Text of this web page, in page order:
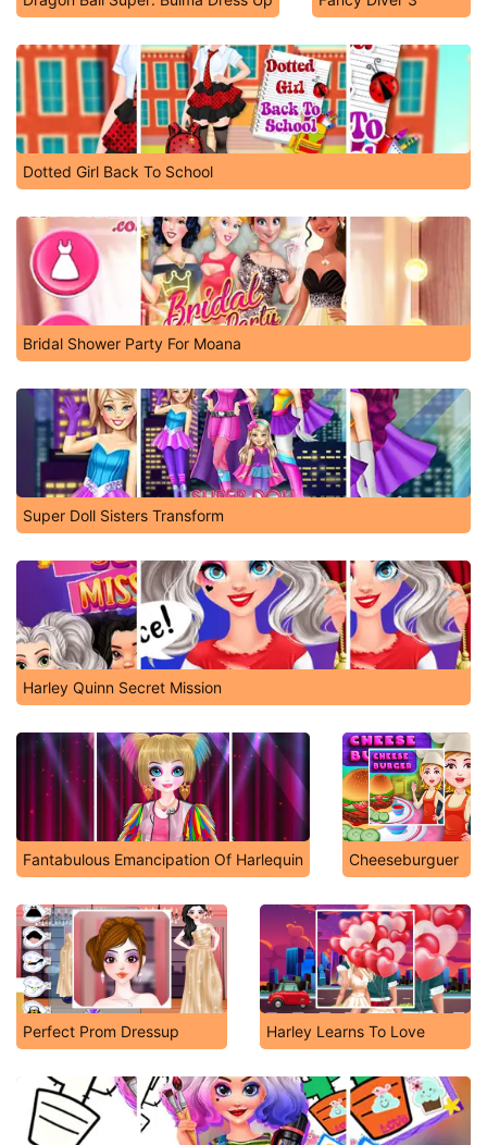
Dotted Girl Back To School
Bridal Shower Party For Moana
Super Doll Sisters Transform
Harley Quinn Secret Mission
Fantabulous Emancipation Of Harlequin Cheeseburguer
Perfect Prom Dressup Harley Learns To Love